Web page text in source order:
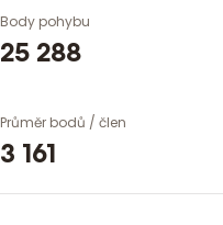
Body pohybu
25 288
Průměr bodů / člen
3 161